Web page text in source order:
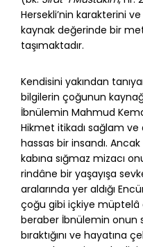
Hersekli’nin karakterini
kaynak değerinde bir
taşımaktadır.
Kendisini yakından
bilgilerin çoğunun
İbnülemin Mahmud
Hikmet itikadı sağlam
hassas bir insandı.
kabına sığmaz mizacı
rindâne bir yaşayışa
aralarında yer aldığı
çoğu gibi içkiye müptelâ
beraber İbnülemin onun
bıraktığını ve hayatına